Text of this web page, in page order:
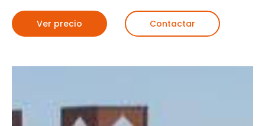
Ver precio Contactar